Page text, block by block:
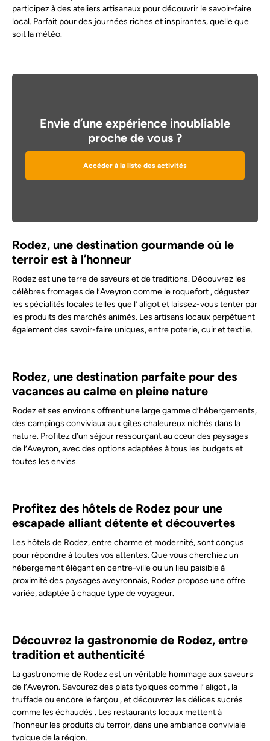
participez à des ateliers artisanaux pour découvrir le savoir-faire
local. Parfait pour des journées riches et inspirantes, quelle que
soit la météo.
Envie d’une expérience inoubliable
proche de vous ?
Accéder à la liste des activités
Rodez, une destination gourmande où le
terroir est à l’honneur
Rodez est une terre de saveurs et de traditions. Découvrez les
célèbres fromages de l’Aveyron comme le roquefort , dégustez
les spécialités locales telles que l’ aligotet laissez-vous tenter par
les produits des marchés animés. Les artisans locaux perpétuent
également des savoir-faire uniques, entre poterie, cuir et textile.
Rodez, une destination parfaite pour des
vacances au calme en pleine nature
Rodez et ses environs offrent une large gamme d’hébergements,
des campings conviviaux aux gîtes chaleureux nichés dans la
nature. Profitez d’un séjour ressourçant au cœur des paysages
de l’Aveyron, avec des options adaptées à tous les budgets et
toutes les envies.
Profitez des hôtels de Rodez pour une
escapade alliant détente et découvertes
Les hôtels de Rodez, entre charme et modernité, sont conçus
pour répondre à toutes vos attentes. Que vous cherchiez un
hébergement élégant en centre-ville ou un lieu paisible à
proximité des paysages aveyronnais, Rodez propose une offre
variée, adaptée à chaque type de voyageur.
Découvrez la gastronomie de Rodez, entre
tradition et authenticité
La gastronomie de Rodez est un véritable hommage aux saveurs
de l’Aveyron. Savourez des plats typiques comme l’ aligot , la
truffade ou encore le farçou , et découvrez les délices sucrés
comme les échaudés . Les restaurants locaux mettent à
l’honneur les produits du terroir, dans une ambiance conviviale
typique de la région.